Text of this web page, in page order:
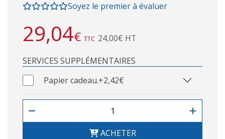
Soyez le premier à évaluer
29,04€ TTC 24,00€ HT
SERVICES SUPPLÉMENTAIRES
Papier cadeau.+2,42€
ACHETER